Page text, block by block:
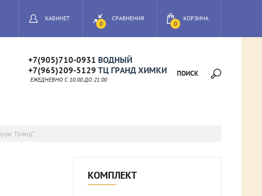
0
КОРЗИНА
СРАВНЕНИЯ
0
КАБИНЕТ
ПОИСК
+7(905)710-0931 ВОДНЫЙ
+7(965)209-5129 ТЦ ГРАНД ХИМКИ
ЕЖЕДНЕВНО C 10.00 ДО 21.00
Тренд"
КОМПЛЕКТ